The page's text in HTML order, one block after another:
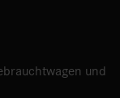
und